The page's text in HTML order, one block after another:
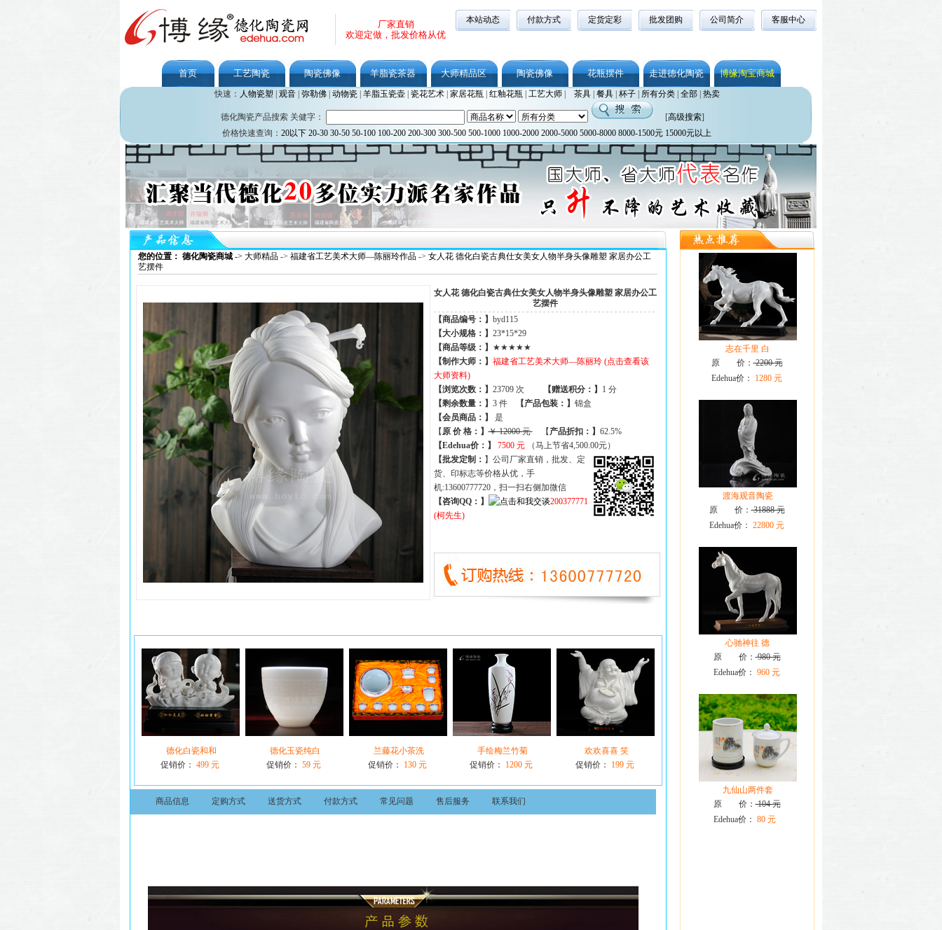
厂家直销
欢迎定做，批发价格从优
本站动态 付款方式 定货定彩 批发团购 公司简介 客服中心
首页 工艺陶瓷 陶瓷佛像 羊脂瓷茶器 大师精品区 陶瓷佛像 花瓶摆件 走进德化陶瓷 博缘淘宝商城
快速： 人物瓷塑 观音| 弥勒佛| 动物瓷| 羊脂玉瓷壶| 瓷花艺术| 家居花瓶| 红釉花瓶| 工艺大师| 茶具| 餐具| 杯子| 所有分类| 全部| 热卖
德化陶瓷产品搜索 关健字： [高级搜索]
价格快速查询： 20以下 20-30 30-50 50-100 100-200 200-300 300-500 500-1000 1000-2000 2000-5000 5000-8000 8000-1500元 15000元以上
您的位置： 德化陶瓷商城 -> 大师精品 -> 福建省工艺美术大师—陈丽玲作品 -> 女人花 德化白瓷古典仕女美女人物半身头像雕塑 家居办公工
艺摆件
女人花 德化白瓷古典仕女美女人物半身头像雕塑 家居办公工
艺摆件
【商品编号：】 byd115
【大小规格：】 23*15*29
【商品等级：】
★★★★★
【制作大师：】 福建省工艺美术大师—陈丽玲 (点击查看该
大师资料)
【浏览次数：】 23709 次 【赠送积分：】
1 分
【剩余数量：】 3 件【产品包装：】 锦盒
【会员商品： 】
是
【 原 价 格： 】￥ 12000 元【 产品折扣： 】 62.5%
【Edehua价：】
7500 元
（马上节省4,500.00元）
【批发定制： 】公司厂家直销，批发、定
货、印标志等价格从优，手
机:13600777720，扫一扫右侧加微信
【咨询QQ：】
200377771
(柯先生)
德化白瓷和和
促销价： 499 元
德化玉瓷纯白
促销价： 59 元
兰藤花小茶洗
促销价：
130 元
手绘梅兰竹菊
促销价：
1200 元
欢欢喜喜 笑
促销价：
199 元
商品信息 定购方式 送货方式 付款方式 常见问题 售后服务 联系我们
志在千里 白
原 价：2200 元
Edehua价：
1280 元
渡海观音陶瓷
原 价：31888 元
Edehua价： 22800 元
心驰神往 德
原 价：980 元
Edehua价： 960 元
九仙山两件套
原 价：104 元
Edehua价： 80 元